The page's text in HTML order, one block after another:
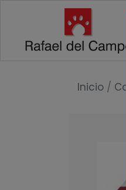
Inicio /